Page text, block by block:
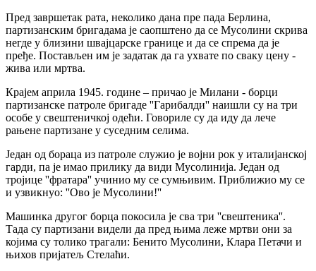
Пред завршетак рата, неколико дана пре пада Берлина,
партизанским бригадама је саопштено да се Мусолини скрива
негде у близини швајцарске границе и да се спрема да је
пређе. Постављен им је задатак да га ухвате по сваку цену -
жива или мртва.
Крајем априла 1945. године – причао је Милани - борци
партизанске патроле бригаде ''Гарибалди'' наишли су на три
особе у свештеничкој одећи. Говориле су да иду да лече
рањене партизане у суседним селима.
Један од бораца из патроле служио је војни рок у италијанској
гарди, па је имао прилику да види Мусолинија. Један од
тројице ''фратара'' учинио му се сумњивим. Приближио му се
и узвикнуо: ''Ово је Мусолини!''
Машинка другог борца покосила је сва три ''свештеника''.
Тада су партизани видели да пред њима леже мртви они за
којима су толико трагали: Бенито Мусолини, Клара Петачи и
њихов пријатељ Стелаћи.